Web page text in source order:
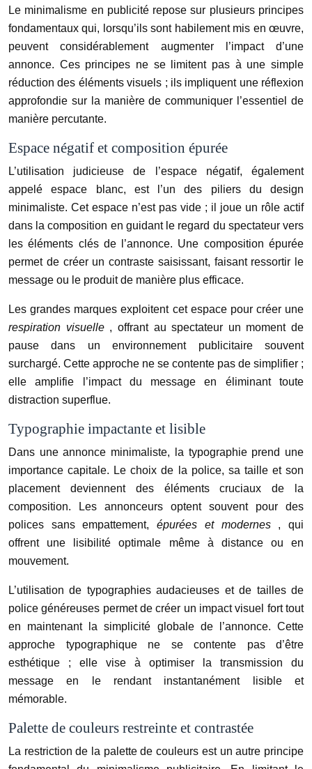
Le minimalisme en publicité repose sur plusieurs principes
fondamentaux qui, lorsqu’ils sont habilement mis en œuvre,
peuvent considérablement augmenter l’impact d’une
annonce. Ces principes ne se limitent pas à une simple
réduction des éléments visuels ; ils impliquent une réflexion
approfondie sur la manière de communiquer l’essentiel de
manière percutante.
Espace négatif et composition épurée
L’utilisation judicieuse de l’espace négatif, également
appelé espace blanc, est l’un des piliers du design
minimaliste. Cet espace n’est pas vide ; il joue un rôle actif
dans la composition en guidant le regard du spectateur vers
les éléments clés de l’annonce. Une composition épurée
permet de créer un contraste saisissant, faisant ressortir le
message ou le produit de manière plus efficace.
Les grandes marques exploitent cet espace pour créer une
respiration visuelle , offrant au spectateur un moment de
pause dans un environnement publicitaire souvent
surchargé. Cette approche ne se contente pas de simplifier ;
elle amplifie l’impact du message en éliminant toute
distraction superflue.
Typographie impactante et lisible
Dans une annonce minimaliste, la typographie prend une
importance capitale. Le choix de la police, sa taille et son
placement deviennent des éléments cruciaux de la
composition. Les annonceurs optent souvent pour des
polices sans empattement,épurées et modernes , qui
offrent une lisibilité optimale même à distance ou en
mouvement.
L’utilisation de typographies audacieuses et de tailles de
police généreuses permet de créer un impact visuel fort tout
en maintenant la simplicité globale de l’annonce. Cette
approche typographique ne se contente pas d’être
esthétique ; elle vise à optimiser la transmission du
message en le rendant instantanément lisible et
mémorable.
Palette de couleurs restreinte et contrastée
La restriction de la palette de couleurs est un autre principe